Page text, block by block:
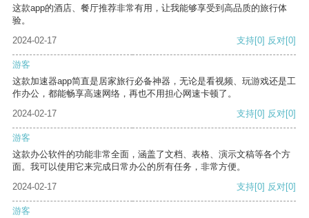
这款app的酒店、餐厅推荐非常有用，让我能够享受到高品质的旅行体
验。
2024-02-17
支持[0] 反对[0]
游客
这款加速器app简直是居家旅行必备神器，无论是看视频、玩游戏还是工
作办公，都能畅享高速网络，再也不用担心网速卡顿了。
2024-02-17
支持[0] 反对[0]
游客
这款办公软件的功能非常全面，涵盖了文档、表格、演示文稿等各个方
面。我可以使用它来完成日常办公的所有任务，非常方便。
2024-02-17
支持[0] 反对[0]
游客